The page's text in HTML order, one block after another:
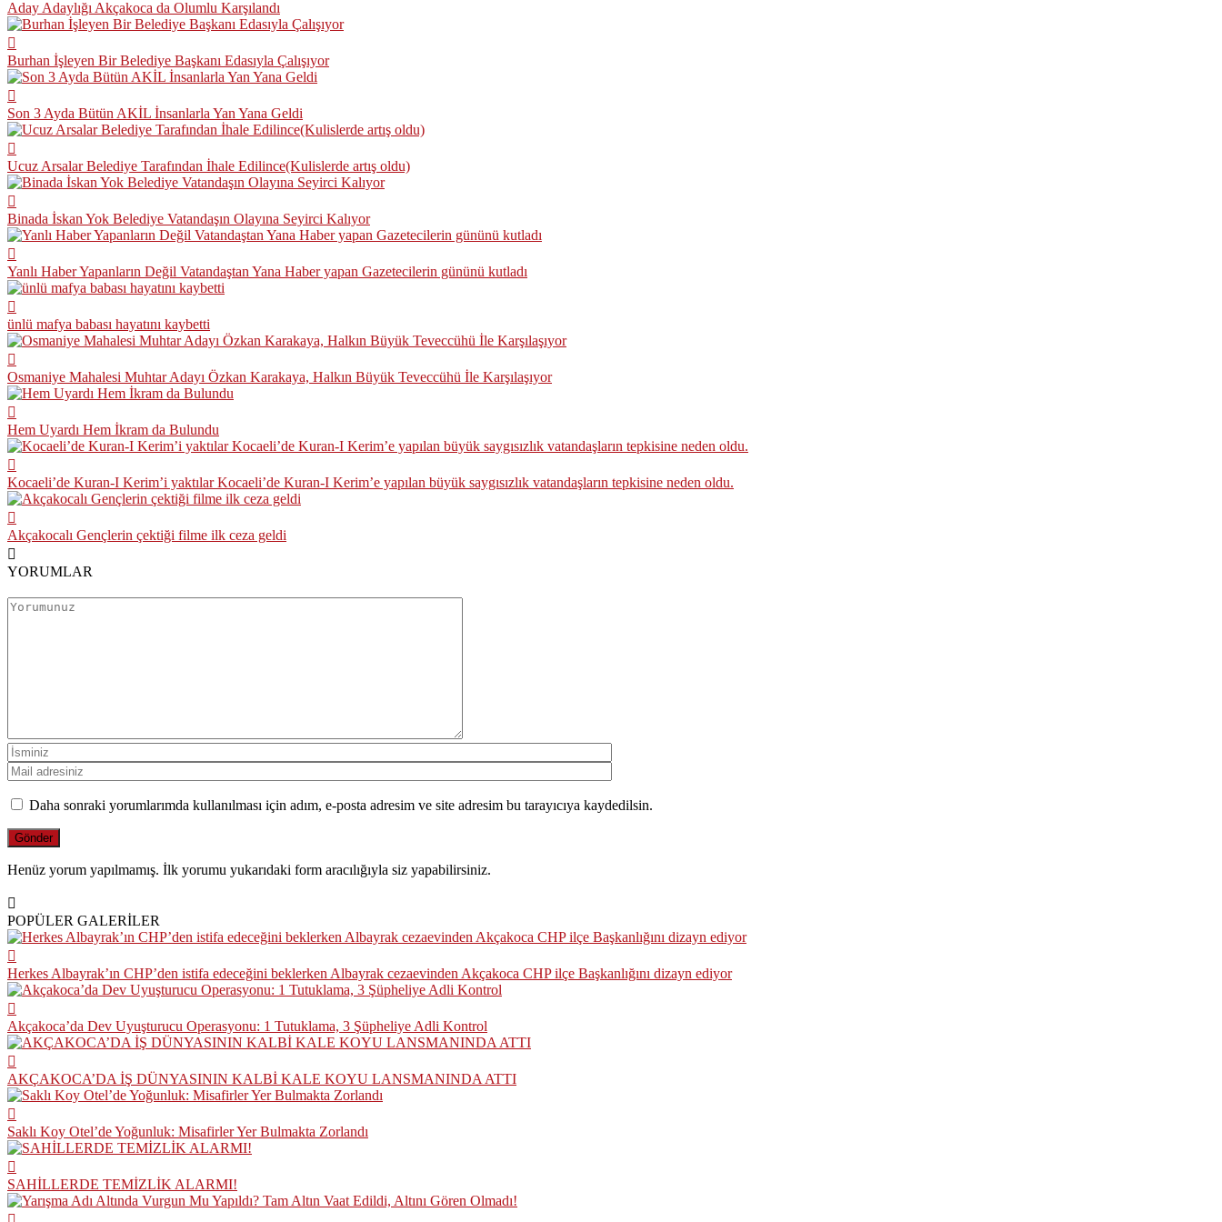
Aday Adaylığı Akçakoca da Olumlu Karşılandı
Burhan İşleyen Bir Belediye Başkanı Edasıyla Çalışıyor
Son 3 Ayda Bütün AKİL İnsanlarla Yan Yana Geldi
Ucuz Arsalar Belediye Tarafından İhale Edilince(Kulislerde artış oldu)
Binada İskan Yok Belediye Vatandaşın Olayına Seyirci Kalıyor
Yanlı Haber Yapanların Değil Vatandaştan Yana Haber yapan Gazetecilerin gününü kutladı
ünlü mafya babası hayatını kaybetti
Osmaniye Mahalesi Muhtar Adayı Özkan Karakaya, Halkın Büyük Teveccühü İle Karşılaşıyor
Hem Uyardı Hem İkram da Bulundu
Kocaeli’de Kuran-I Kerim’i yaktılar Kocaeli’de Kuran-I Kerim’e yapılan büyük saygısızlık vatandaşların tepkisine neden oldu.
Akçakocalı Gençlerin çektiği filme ilk ceza geldi
YORUMLAR
Daha sonraki yorumlarımda kullanılması için adım, e-posta adresim ve site adresim bu tarayıcıya kaydedilsin.
Henüz yorum yapılmamış. İlk yorumu yukarıdaki form aracılığıyla siz yapabilirsiniz.
POPÜLER GALERİLER
Herkes Albayrak’ın CHP’den istifa edeceğini beklerken Albayrak cezaevinden Akçakoca CHP ilçe Başkanlığını dizayn ediyor
Akçakoca’da Dev Uyuşturucu Operasyonu: 1 Tutuklama, 3 Şüpheliye Adli Kontrol
AKÇAKOCA’DA İŞ DÜNYASININ KALBİ KALE KOYU LANSMANINDA ATTI
Saklı Koy Otel’de Yoğunluk: Misafirler Yer Bulmakta Zorlandı
SAHİLLERDE TEMİZLİK ALARMI!